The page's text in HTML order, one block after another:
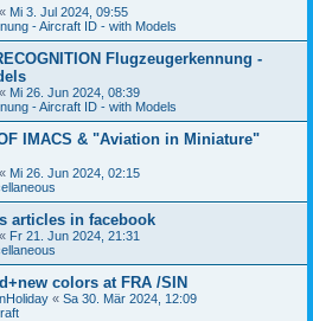
« Mi 3. Jul 2024, 09:55
- Aircraft ID - with Models
Flugzeugerkennung -
« Mi 26. Jun 2024, 08:39
- Aircraft ID - with Models
IMACS & "Aviation in Miniature"
« Mi 26. Jun 2024, 02:15
articles in facebook
« Fr 21. Jun 2024, 21:31
colors at FRA /SIN
« Sa 30. Mär 2024, 12:09